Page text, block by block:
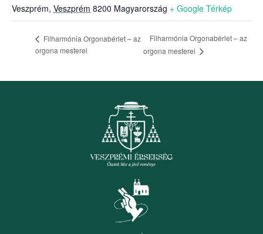
Veszprém, Veszprém 8200 Magyarország + Google Térkép
Filharmónia Orgonabérlet – az
orgona mesterei
Filharmónia Orgonabérlet – az
orgona mesterei